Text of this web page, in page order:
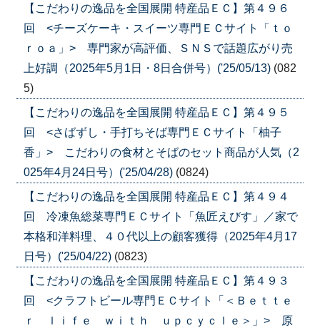
【こだわりの逸品を全国展開 特産品ＥＣ】第４９６
回 <チーズケーキ・スイーツ専門ＥＣサイト「ｔｏ
ｒｏａ」> 専門家が高評価、ＳＮＳで話題広がり売
上好調（2025年5月1日・8日合併号）('25/05/13) (082
5)
【こだわりの逸品を全国展開 特産品ＥＣ】第４９５
回 <さばずし・手打ちそば専門ＥＣサイト「柚子
香」> こだわりの食材とそばのセット商品が人気（2
025年4月24日号）('25/04/28) (0824)
【こだわりの逸品を全国展開 特産品ＥＣ】第４９４
回 冷凍魚総菜専門ＥＣサイト「魚匠えびす」／家で
本格和洋料理、４０代以上の顧客獲得（2025年4月17
日号）('25/04/22) (0823)
【こだわりの逸品を全国展開 特産品ＥＣ】第４９３
回 <クラフトビール専門ＥＣサイト「＜Ｂｅｔｔｅ
ｒ ｌｉｆｅ ｗｉｔｈ ｕｐｃｙｃｌｅ＞」> 原